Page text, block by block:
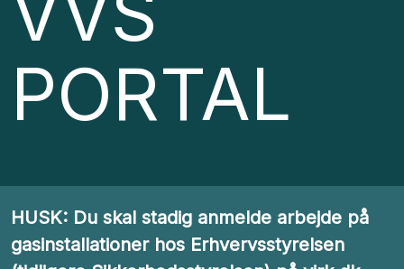
PORTAL
HUSK: Du skal stadig anmelde arbejde på
gasinstallationer hos Erhvervsstyrelsen